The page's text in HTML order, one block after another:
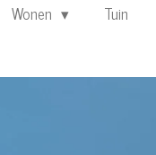
Wonen Tuin